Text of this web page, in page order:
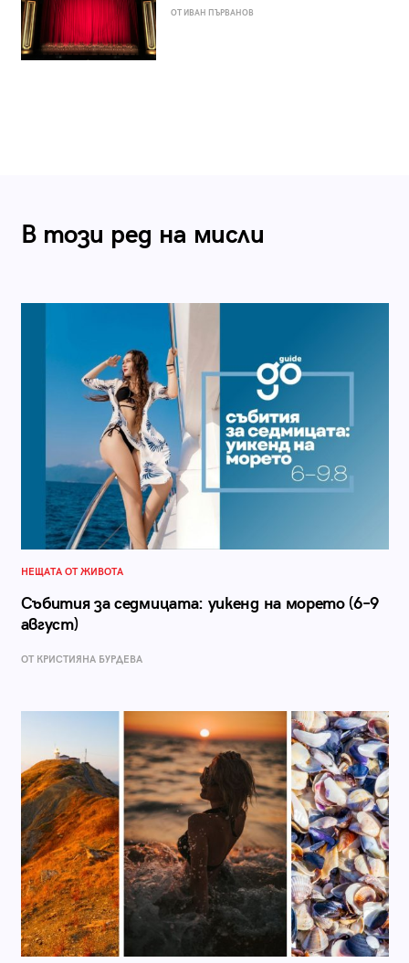
ОТ ИВАН ПЪРВАНОВ
В този ред на мисли
НЕЩАТА ОТ ЖИВОТА
Събития за седмицата: уикенд на морето (6–9
август)
ОТ КРИСТИЯНА БУРДЕВА